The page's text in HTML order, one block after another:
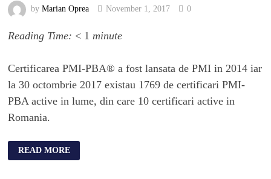
by Marian Oprea November 1, 2017 0
Reading Time: < 1 minute
Certificarea PMI-PBA® a fost lansata de PMI in 2014 iar
la 30 octombrie 2017 existau 1769 de certificari PMI-
PBA active in lume, din care 10 certificari active in
Romania.
READ MORE